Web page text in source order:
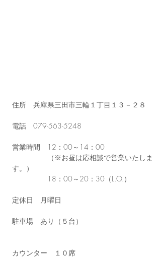
住所 兵庫県三田市三輪１丁目１３－２８
電話 079-563-5248
営業時間 12：00～14：00
（※お昼は応相談で営業いたしま
す。）
18：00～20：30（L.O.）
定休日 月曜日
駐車場 あり（５台）
カウンター １０席